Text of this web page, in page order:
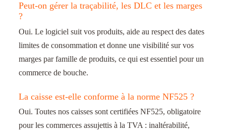
Peut-on gérer la traçabilité, les DLC et les marges
?
Oui. Le logiciel suit vos produits, aide au respect des dates
limites de consommation et donne une visibilité sur vos
marges par famille de produits, ce qui est essentiel pour un
commerce de bouche.
La caisse est-elle conforme à la norme NF525 ?
Oui. Toutes nos caisses sont certifiées NF525, obligatoire
pour les commerces assujettis à la TVA : inaltérabilité,